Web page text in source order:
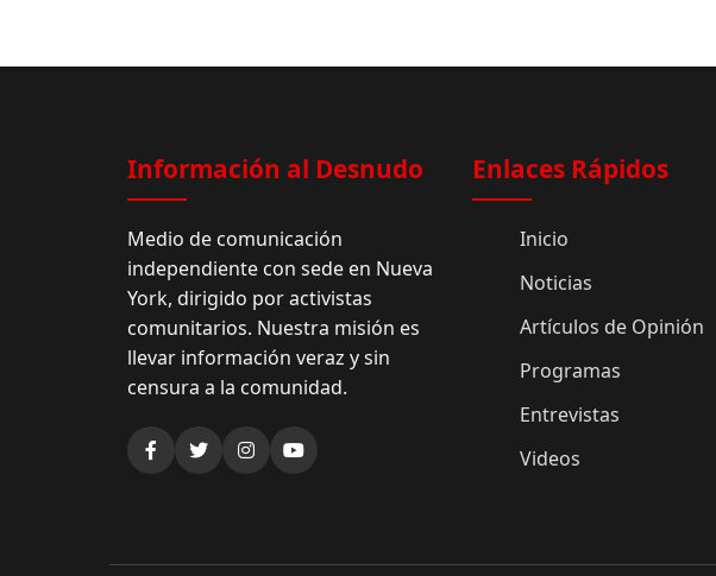
Información al Desnudo
Medio de comunicación
independiente con sede en Nueva
York, dirigido por activistas
comunitarios. Nuestra misión es
llevar información veraz y sin
censura a la comunidad.
Enlaces Rápidos
Inicio
Noticias
Artículos de Opinión
Programas
Entrevistas
Videos